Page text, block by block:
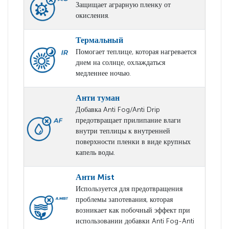
Защищает аграрную пленку от
окисления.
Термальный
Помогает теплице, которая нагревается
днем на солнце, охлаждаться
медленнее ночью.
Анти туман
Добавка Anti Fog/Anti Drip
предотвращает прилипание влаги
внутри теплицы к внутренней
поверхности пленки в виде крупных
капель воды.
Анти Mist
Используется для предотвращения
проблемы запотевания, которая
возникает как побочный эффект при
использовании добавки Anti Fog-Anti